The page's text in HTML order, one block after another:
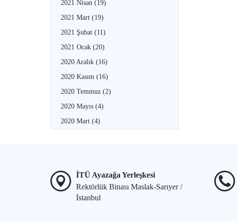
2021 Nisan (19)
2021 Mart (19)
2021 Şubat (11)
2021 Ocak (20)
2020 Aralık (16)
2020 Kasım (16)
2020 Temmuz (2)
2020 Mayıs (4)
2020 Mart (4)
İTÜ Ayazağa Yerleşkesi
Rektörlük Binası Maslak-Sarıyer /
İstanbul